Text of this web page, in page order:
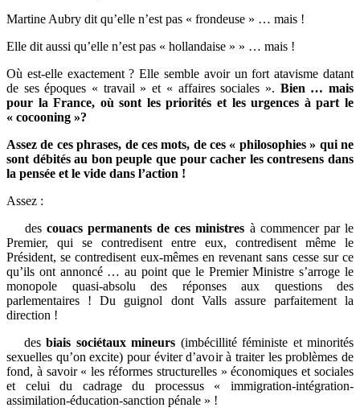
Martine Aubry dit qu’elle n’est pas « frondeuse » … mais !
Elle dit aussi qu’elle n’est pas « hollandaise » » … mais !
Où est-elle exactement ? Elle semble avoir un fort atavisme datant
de ses époques « travail » et « affaires sociales ». Bien … mais
pour la France, où sont les priorités et les urgences à part le
« cocooning »?
Assez de ces phrases, de ces mots, de ces « philosophies » qui ne
sont débités au bon peuple que pour cacher les contresens dans
la pensée et le vide dans l’action !
Assez :
des couacs permanents de ces ministres à commencer par le
Premier, qui se contredisent entre eux, contredisent même le
Président, se contredisent eux-mêmes en revenant sans cesse sur ce
qu’ils ont annoncé … au point que le Premier Ministre s’arroge le
monopole quasi-absolu des réponses aux questions des
parlementaires ! Du guignol dont Valls assure parfaitement la
direction !
des biais sociétaux mineurs (imbécillité féministe et minorités
sexuelles qu’on excite) pour éviter d’avoir à traiter les problèmes de
fond, à savoir « les réformes structurelles » économiques et sociales
et celui du cadrage du processus « immigration-intégration-
assimilation-éducation-sanction pénale » !